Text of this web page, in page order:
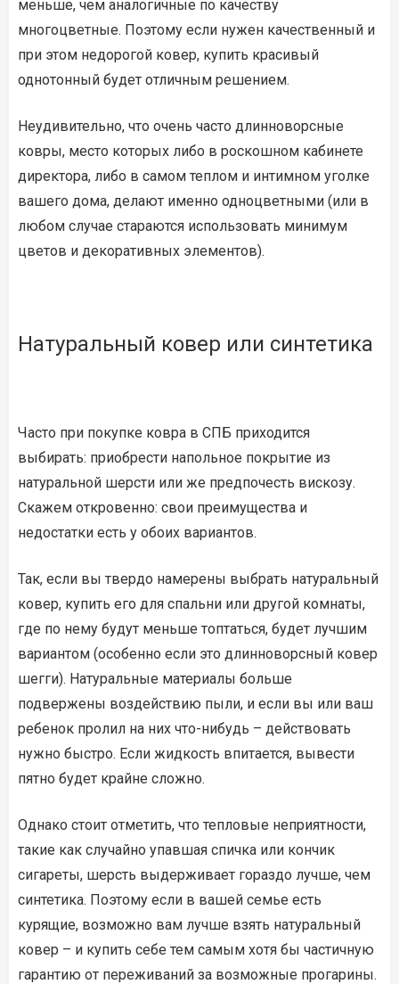
меньше, чем аналогичные по качеству
многоцветные. Поэтому если нужен качественный и
при этом недорогой ковер, купить красивый
однотонный будет отличным решением.
Неудивительно, что очень часто длинноворсные
ковры, место которых либо в роскошном кабинете
директора, либо в самом теплом и интимном уголке
вашего дома, делают именно одноцветными (или в
любом случае стараются использовать минимум
цветов и декоративных элементов).
Натуральный ковер или синтетика
Часто при покупке ковра в СПБ приходится
выбирать: приобрести напольное покрытие из
натуральной шерсти или же предпочесть вискозу.
Скажем откровенно: свои преимущества и
недостатки есть у обоих вариантов.
Так, если вы твердо намерены выбрать натуральный
ковер, купить его для спальни или другой комнаты,
где по нему будут меньше топтаться, будет лучшим
вариантом (особенно если это длинноворсный ковер
шегги). Натуральные материалы больше
подвержены воздействию пыли, и если вы или ваш
ребенок пролил на них что-нибудь – действовать
нужно быстро. Если жидкость впитается, вывести
пятно будет крайне сложно.
Однако стоит отметить, что тепловые неприятности,
такие как случайно упавшая спичка или кончик
сигареты, шерсть выдерживает гораздо лучше, чем
синтетика. Поэтому если в вашей семье есть
курящие, возможно вам лучше взять натуральный
ковер – и купить себе тем самым хотя бы частичную
гарантию от переживаний за возможные прогарины.